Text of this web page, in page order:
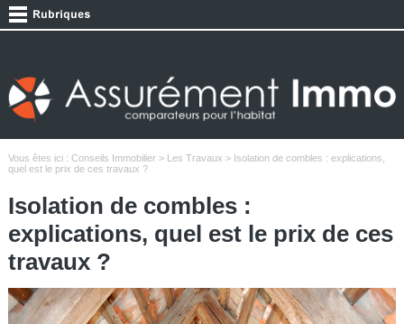
Vous êtes ici : Conseils Immobilier> Les Travaux > Isolation de combles : explications,
quel est le prix de ces travaux ?
Isolation de combles :
explications, quel est le prix de ces
travaux ?